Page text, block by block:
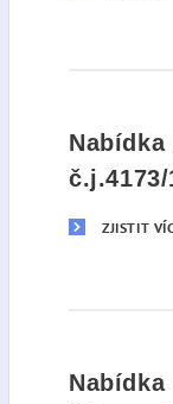
č.j.4173/
ZJISTIT